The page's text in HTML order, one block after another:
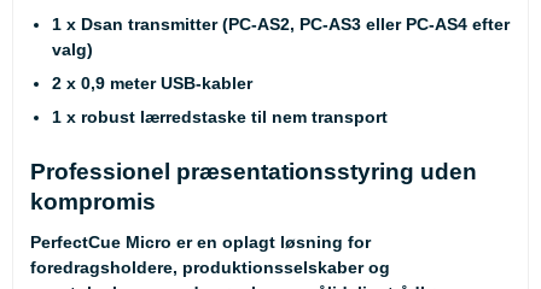
1 x Dsan transmitter (PC-AS2, PC-AS3 eller PC-AS4 efter
valg)
2 x 0,9 meter USB-kabler
1 x robust lærredstaske til nem transport
Professionel præsentationsstyring uden
kompromis
PerfectCue Micro er en oplagt løsning for
foredragsholdere, produktionsselskaber og